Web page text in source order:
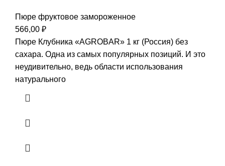
Пюре фруктовое замороженное
566,00 ₽
Пюре Клубника «AGROBAR» 1 кг (Россия) без
сахара. Одна из самых популярных позиций. И это
неудивительно, ведь области использования
натурального